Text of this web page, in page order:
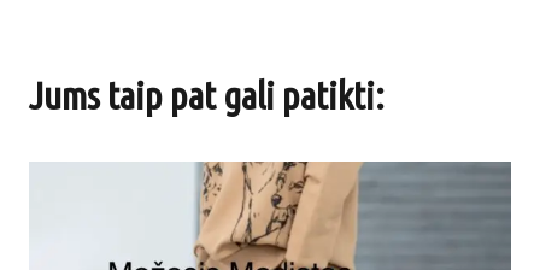
"T",
pilkos/juodos
Jums taip pat gali patikti: